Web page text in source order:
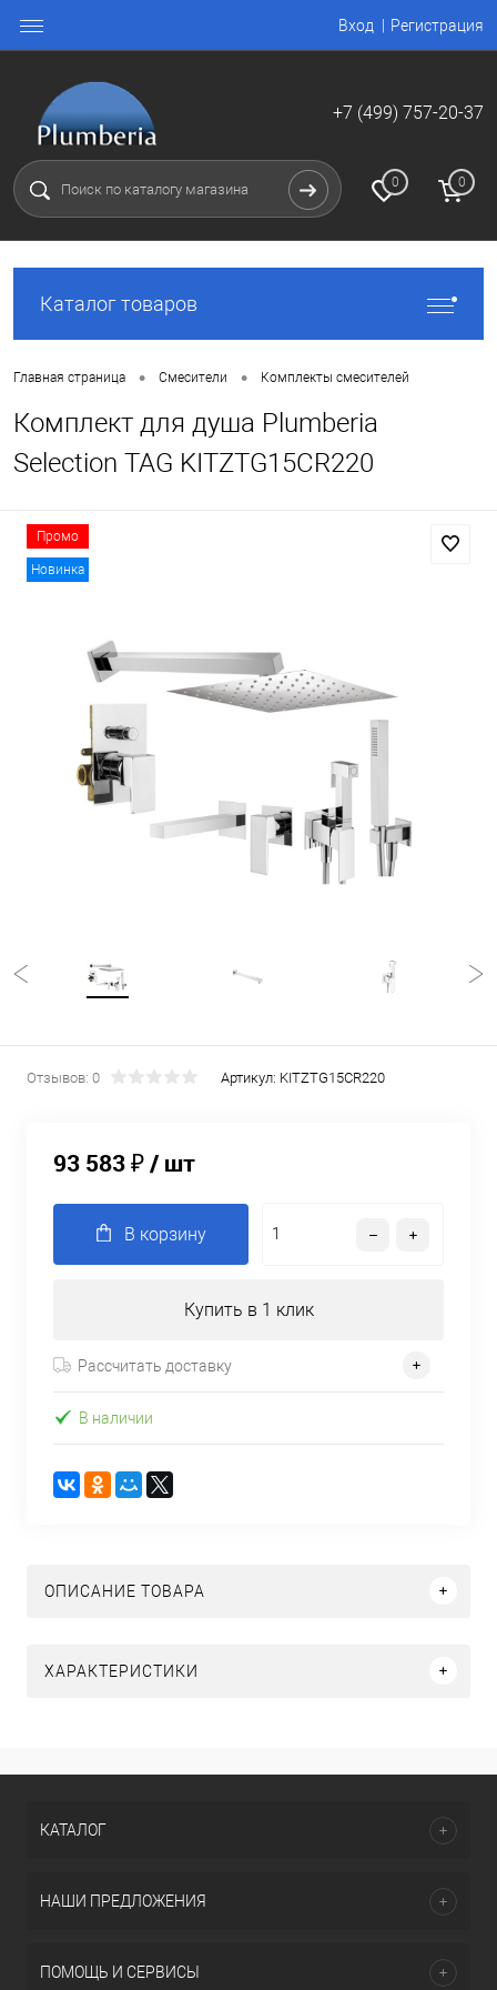
Вход Регистрация
+7 (499) 757-20-37
0 0
Каталог товаров
Главная страница • Смесители • Комплекты смесителей
Комплект для душа Plumberia
Selection TAG KITZTG15CR220
Промо
Новинка
Отзывов: 0 Артикул: KITZTG15CR220
93 583 ₽/ шт
В корзину
Купить в 1 клик
Рассчитать доставку
В наличии
ОПИСАНИЕ ТОВАРА
ХАРАКТЕРИСТИКИ
КАТАЛОГ
НАШИ ПРЕДЛОЖЕНИЯ
ПОМОЩЬ И СЕРВИСЫ